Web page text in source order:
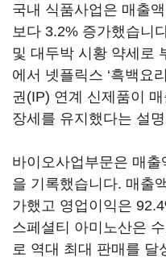
국내 식품사업은 매출
보다 3.2% 증가했습니
및 대두박 시황 약세로
에서 넷플릭스 ‘흑백요
권(IP) 연계 신제품이
장세를 유지했다는 설
바이오사업부문은 매
을 기록했습니다. 매출
가했고 영업이익은
스페셜티 아미노산은
로 역대 최대 판매를 달